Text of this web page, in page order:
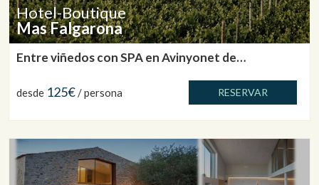
Hotel-Boutique
Mas Falgarona
Entre viñedos con SPA en Avinyonet de
desde 125€/ persona RESERVAR